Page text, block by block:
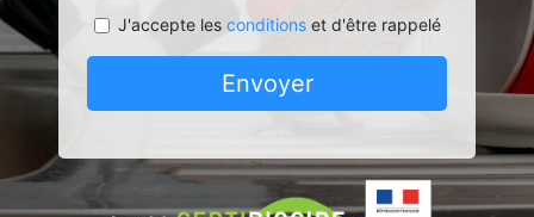
J'accepte les conditionset d'être rappelé
Envoyer